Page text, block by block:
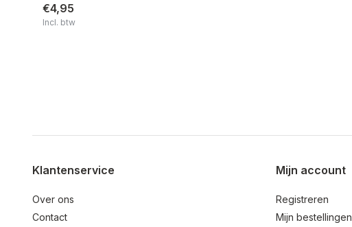
€4,95
Incl. btw
Klantenservice
Over ons
Contact
Mijn account
Registreren
Mijn bestellingen